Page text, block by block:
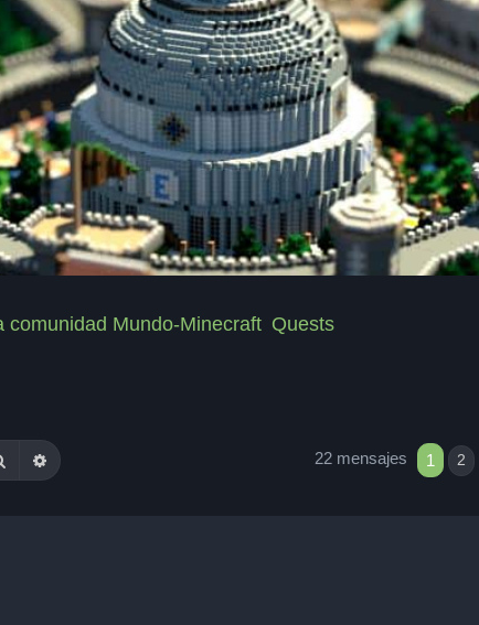
comunidad Mundo-Minecraft Quests
Buscar Búsqueda avanzada 22 mensajes 1 2